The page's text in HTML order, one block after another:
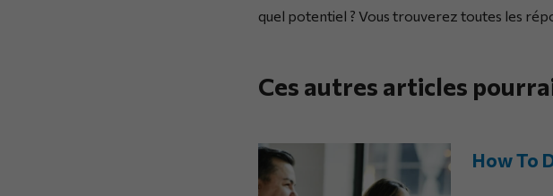
quel potentiel ? Vous trouverez toutes les
Ces autres articles
How To